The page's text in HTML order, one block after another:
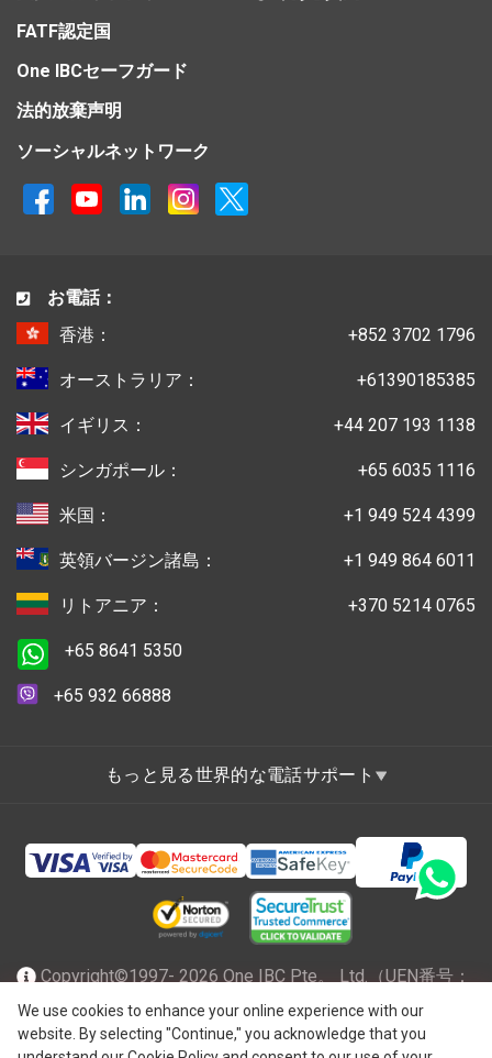
FATF認定国
One IBCセーフガード
法的放棄声明
ソーシャルネットワーク
We use cookies to enhance your online experience with our
website. By selecting "Continue," you acknowledge that you
お電話：
香港：
+852 3702 1796
オーストラリア： +61390185385
イギリス： +44 207 193 1138
シンガポール： +65 6035 1116
米国： +1 949 524 4399
英領バージン諸島： +1 949 864 6011
リトアニア： +370 5214 0765
+65 8641 5350
+65 932 66888
もっと見る世界的な電話サポート
Copyright©1997- 2026 One IBC Pte。 Ltd.（UEN番号：
201602796Z）は、有限責任を負うシンガポール共和国で
法人化され、スイスのエンティティであるOne IBC®Group